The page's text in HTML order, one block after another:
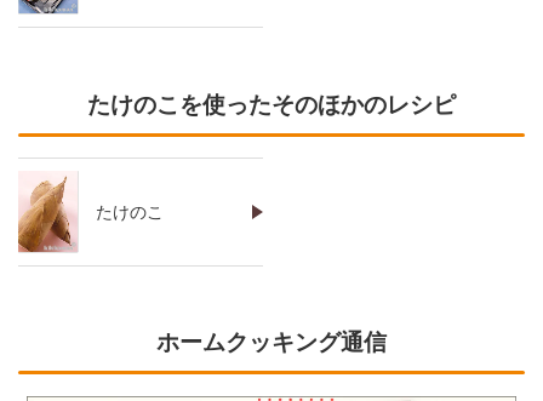
たけのこを使ったそのほかのレシピ
たけのこ
ホームクッキング通信